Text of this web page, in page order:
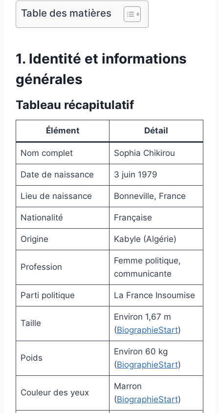
Table des matières
1. Identité et informations
générales
Tableau récapitulatif
Élément Détail
Nom complet Sophia Chikirou
Date de naissance 3 juin 1979
Lieu de naissance Bonneville, France
Nationalité Française
Origine Kabyle (Algérie)
Profession
Femme politique,
communicante
Parti politique La France Insoumise
Taille
Environ 1,67 m
(BiographieStart)
Poids
Environ 60 kg
(BiographieStart)
Couleur des yeux
Marron
(BiographieStart)